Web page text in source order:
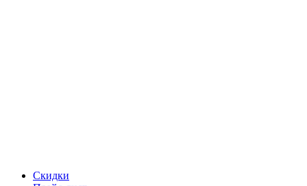
Скидки